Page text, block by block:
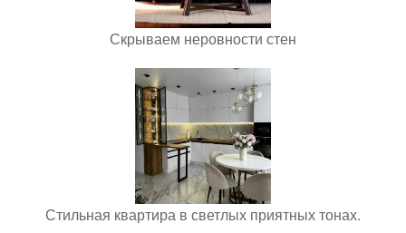
Скрываем неровности стен
Стильная квартира в светлых приятных тонах.